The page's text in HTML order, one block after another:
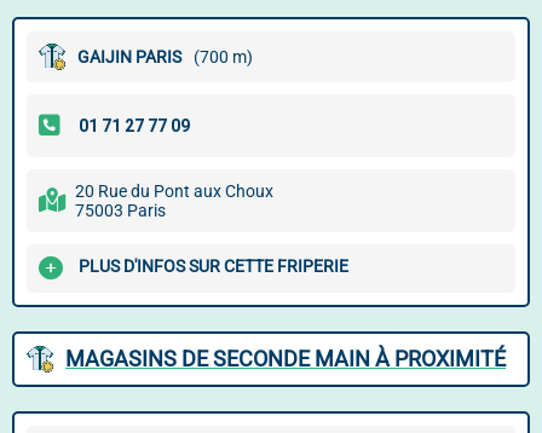
GAIJIN PARIS (700 m)
20 Rue du Pont aux Choux
75003 Paris
PLUS D'INFOS SUR CETTE FRIPERIE
MAGASINS DE SECONDE MAIN À PROXIMITÉ